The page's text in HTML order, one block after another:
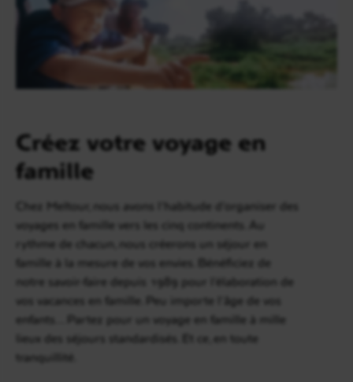
Créez votre voyage en
famille
Chez Meltour, nous avons l’habitude d’organiser des
voyages en famille vers les cinq continents. Au
rythme de chacun, nous créerons un séjour en
famille à la mesure de vos envies. Bénéficiez de
notre savoir-faire depuis 1989 pour l’élaboration de
vos vacances en famille. Peu importe l’âge de vos
enfants… Partez pour un voyage en famille à mille
lieux des séjours standardisés. Et ce, en toute
tranquillité.